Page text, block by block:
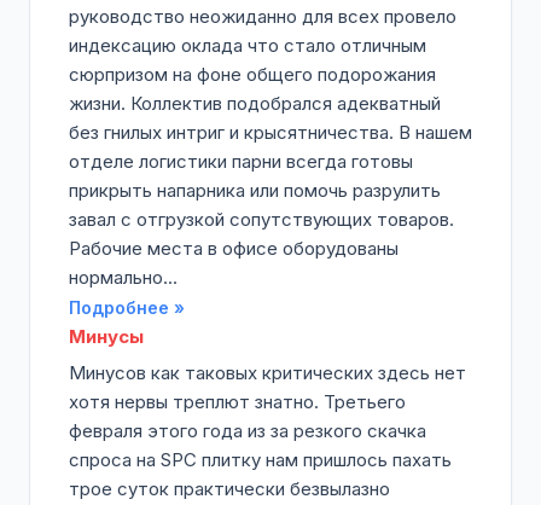
руководство неожиданно для всех провело
индексацию оклада что стало отличным
сюрпризом на фоне общего подорожания
жизни. Коллектив подобрался адекватный
без гнилых интриг и крысятничества. В нашем
отделе логистики парни всегда готовы
прикрыть напарника или помочь разрулить
завал с отгрузкой сопутствующих товаров.
Рабочие места в офисе оборудованы
нормально...
Подробнее »
Минусы
Минусов как таковых критических здесь нет
хотя нервы треплют знатно. Третьего
февраля этого года из за резкого скачка
спроса на SPC плитку нам пришлось пахать
трое суток практически безвылазно